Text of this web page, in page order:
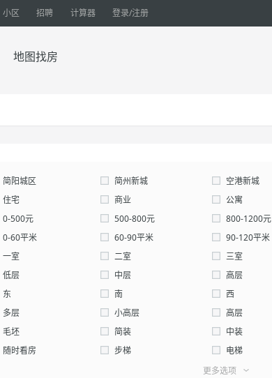
小区 招聘 计算器 登录/注册
地图找房
简阳城区 简州新城 空港新城
住宅 商业 公寓
厂房 仓库
0-500元 500-800元 800-1200元
3000-0元 自定义： 元 确认
0-60平米 60-90平米 90-120平米
180-200平米 200-300平米 300-0平米
一室 二室 三室
低层 中层
高层
东 南 西
东北 西北
多层 小高层 高层
毛坯 简装 中装
随时看房 步梯
电梯
更多选项